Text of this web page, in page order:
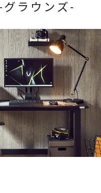
グラウンズ-